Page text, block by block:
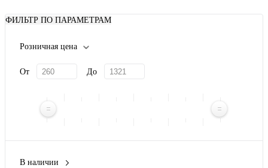
ФИЛЬТР ПО ПАРАМЕТРАМ
Розничная цена
От До
В наличии